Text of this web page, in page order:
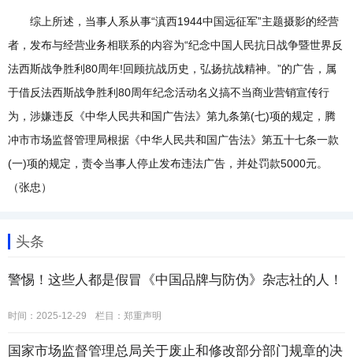
综上所述，当事人系从事“滇西1944中国远征军”主题摄影的经营
者，发布与经营业务相联系的内容为“纪念中国人民抗日战争暨世界反
法西斯战争胜利80周年!回顾抗战历史，弘扬抗战精神。”的广告，属
于借反法西斯战争胜利80周年纪念活动名义搞不当商业营销宣传行
为，涉嫌违反《中华人民共和国广告法》第九条第(七)项的规定，腾
冲市市场监督管理局根据《中华人民共和国广告法》第五十七条一款
(一)项的规定，责令当事人停止发布违法广告，并处罚款5000元。
（张忠）
头条
警惕！这些人都是假冒《中国品牌与防伪》杂志社的人！
时间：2025-12-29 栏目： 郑重声明
国家市场监督管理总局关于废止和修改部分部门规章的决